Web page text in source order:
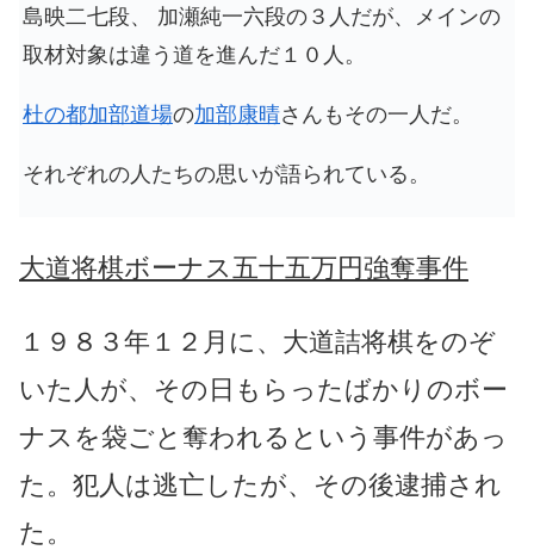
島映二七段、 加瀬純一六段の３人だが、メインの
取材対象は違う道を進んだ１０人。
杜の都加部道場の加部康晴さんもその一人だ。
それぞれの人たちの思いが語られている。
大道将棋ボーナス五十五万円強奪事件
１９８３年１２月に、大道詰将棋をのぞ
いた人が、その日もらったばかりのボー
ナスを袋ごと奪われるという事件があっ
た。犯人は逃亡したが、その後逮捕され
た。